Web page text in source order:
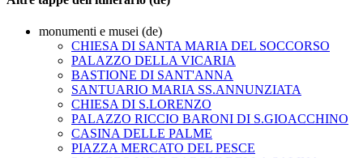
monumenti e musei (de)
CHIESA DI SANTA MARIA DEL SOCCORSO
PALAZZO DELLA VICARIA
BASTIONE DI SANT'ANNA
SANTUARIO MARIA SS.ANNUNZIATA
CHIESA DI S.LORENZO
PALAZZO RICCIO BARONI DI S.GIOACCHINO
CASINA DELLE PALME
PIAZZA MERCATO DEL PESCE